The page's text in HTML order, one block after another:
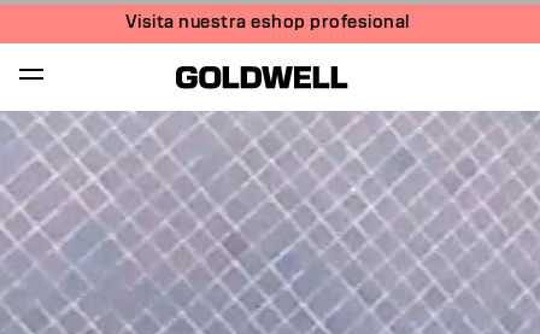
Visita nuestra eshop profesional